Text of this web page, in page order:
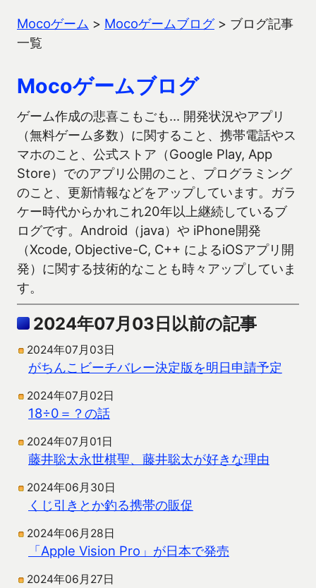
Mocoゲーム > Mocoゲームブログ> ブログ記事
一覧
Mocoゲームブログ
ゲーム作成の悲喜こもごも… 開発状況やアプリ
（無料ゲーム多数）に関すること、携帯電話やス
マホのこと、公式ストア（Google Play, App
Store）でのアプリ公開のこと、プログラミング
のこと、更新情報などをアップしています。ガラ
ケー時代からかれこれ20年以上継続しているブ
ログです。Android（java）や iPhone開発
（Xcode, Objective-C, C++ によるiOSアプリ開
発）に関する技術的なことも時々アップしていま
す。
2024年07月03日以前の記事
2024年07月03日
がちんこビーチバレー決定版を明日申請予定
2024年07月02日
18÷0＝？の話
2024年07月01日
藤井聡太永世棋聖、藤井聡太が好きな理由
2024年06月30日
くじ引きとか釣る携帯の販促
2024年06月28日
「Apple Vision Pro」が日本で発売
2024年06月27日